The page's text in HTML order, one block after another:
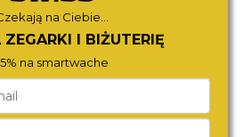
na Ciebie...
ZEGARKI I BIŻUTERIĘ
na smartwache